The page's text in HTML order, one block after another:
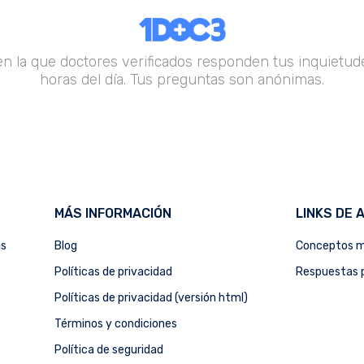
la que doctores verificados responden tus
horas del día. Tus preguntas son anónimas.
MÁS INFORMACIÓN
Blog
Políticas de privacidad
Políticas de privacidad (versión html)
Términos y condiciones
Política de seguridad
LINKS DE
Conceptos
Respuestas